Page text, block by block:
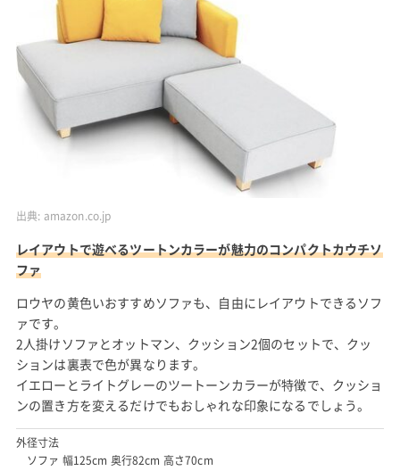
出典: amazon.co.jp
レイアウトで遊べるツートンカラーが魅力のコンパクトカウチソ
ファ
ロウヤの黄色いおすすめソファも、自由にレイアウトできるソフ
ァです。
2人掛けソファとオットマン、クッション2個のセットで、クッ
ションは裏表で色が異なります。
イエローとライトグレーのツートーンカラーが特徴で、クッショ
ンの置き方を変えるだけでもおしゃれな印象になるでしょう。
外径寸法
ソファ 幅125cm 奥行82cm 高さ70cm